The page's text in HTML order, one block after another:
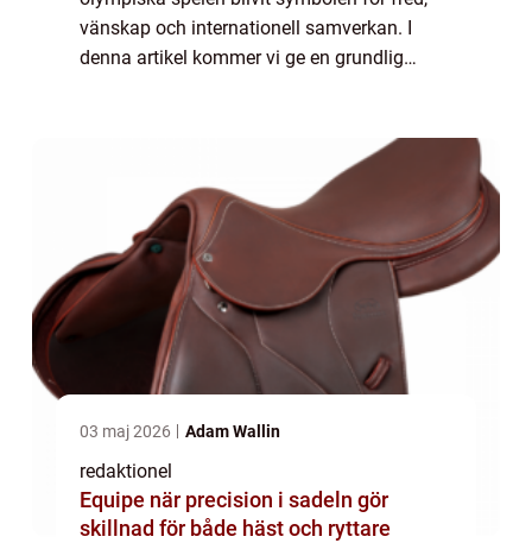
vänskap och internationell samverkan. I
denna artikel kommer vi ge en grundlig
03 maj 2026 Adam Wallin
redaktionel
Equipe när precision i sadeln gör
skillnad för både häst och ryttare